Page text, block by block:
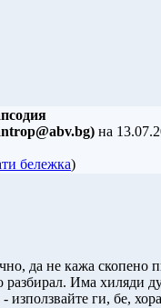
на
бележка)
да не кажа скопено
разбирал. Има хиляди
използвайте ги, бе,